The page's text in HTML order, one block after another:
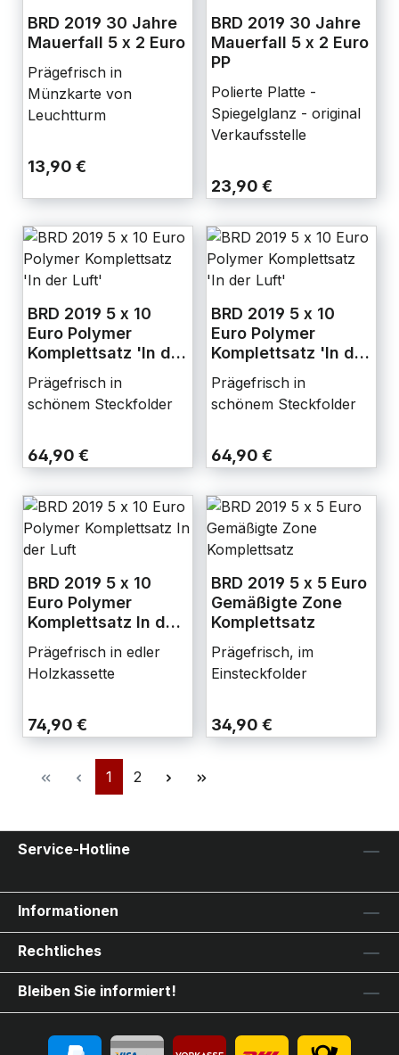
BRD 2019 30 Jahre
Mauerfall 5 x 2 Euro
Prägefrisch in
Münzkarte von
Leuchtturm
13,90 €
BRD 2019 30 Jahre
Mauerfall 5 x 2 Euro
PP
Polierte Platte -
Spiegelglanz - original
Verkaufsstelle
23,90 €
BRD 2019 5 x 10
Euro Polymer
Komplettsatz 'In der
Prägefrisch in
schönem Steckfolder
64,90 €
BRD 2019 5 x 10
Euro Polymer
Komplettsatz 'In der
Prägefrisch in
schönem Steckfolder
64,90 €
BRD 2019 5 x 10
Euro Polymer
Komplettsatz In der
Prägefrisch in edler
Holzkassette
74,90 €
BRD 2019 5 x 5 Euro
Gemäßigte Zone
Komplettsatz
Prägefrisch, im
Einsteckfolder
34,90 €
1 2
Service-Hotline
Informationen
Rechtliches
Bleiben Sie informiert!